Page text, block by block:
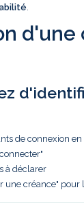
.
d'une
de connexion
à déclarer
une créance"